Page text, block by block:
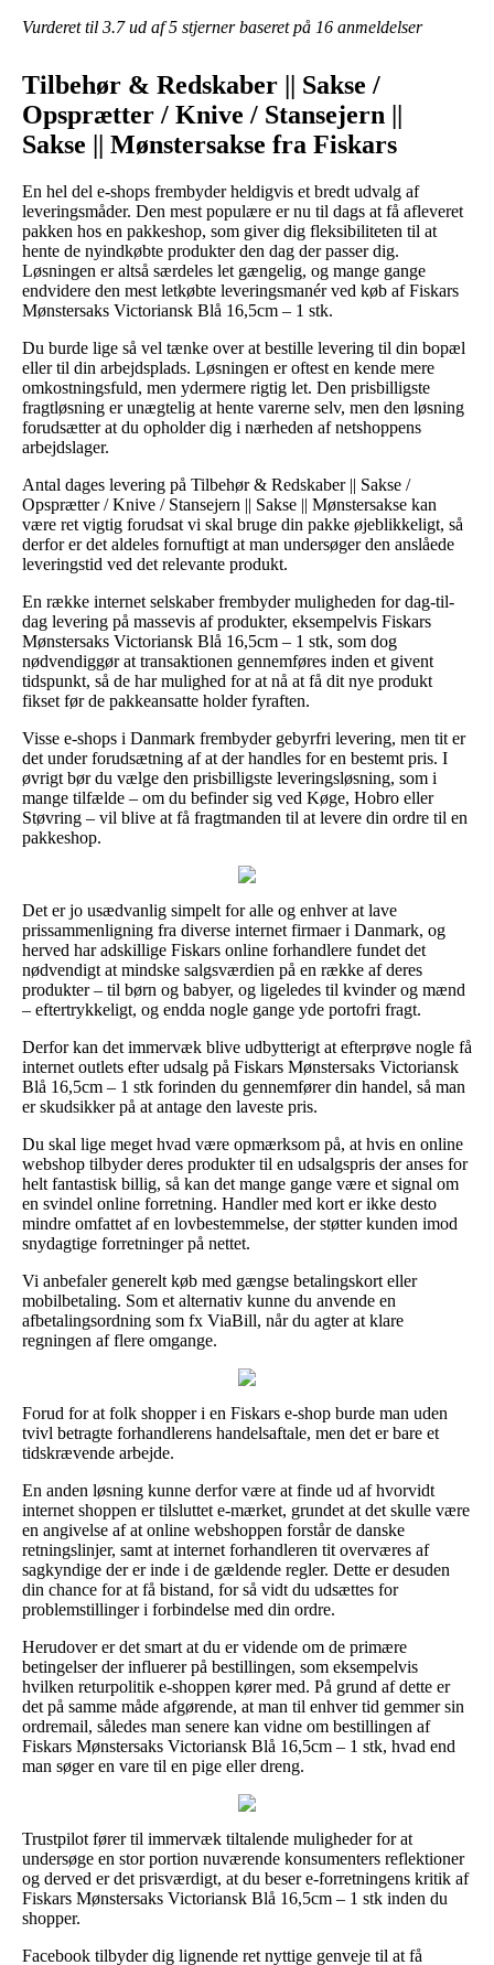
Vurderet til 3.7ud af 5 stjerner baseret på 16 anmeldelser
Tilbehør & Redskaber || Sakse /
Opsprætter / Knive / Stansejern ||
Sakse || Mønstersakse fra Fiskars
En hel del e-shops frembyder heldigvis et bredt udvalg af
leveringsmåder. Den mest populære er nu til dags at få afleveret
pakken hos en pakkeshop, som giver dig fleksibiliteten til at
hente de nyindkøbte produkter den dag der passer dig.
Løsningen er altså særdeles let gængelig, og mange gange
endvidere den mest letkøbte leveringsmanér ved køb af Fiskars
Mønstersaks Victoriansk Blå 16,5cm – 1 stk.
Du burde lige så vel tænke over at bestille levering til din bopæl
eller til din arbejdsplads. Løsningen er oftest en kende mere
omkostningsfuld, men ydermere rigtig let. Den prisbilligste
fragtløsning er unægtelig at hente varerne selv, men den løsning
forudsætter at du opholder dig i nærheden af netshoppens
arbejdslager.
Antal dages levering på Tilbehør & Redskaber || Sakse /
Opsprætter / Knive / Stansejern || Sakse || Mønstersakse kan
være ret vigtig forudsat vi skal bruge din pakke øjeblikkeligt, så
derfor er det aldeles fornuftigt at man undersøger den anslåede
leveringstid ved det relevante produkt.
En række internet selskaber frembyder muligheden for dag-til-
dag levering på massevis af produkter, eksempelvis Fiskars
Mønstersaks Victoriansk Blå 16,5cm – 1 stk, som dog
nødvendiggør at transaktionen gennemføres inden et givent
tidspunkt, så de har mulighed for at nå at få dit nye produkt
fikset før de pakkeansatte holder fyraften.
Visse e-shops i Danmark frembyder gebyrfri levering, men tit er
det under forudsætning af at der handles for en bestemt pris. I
øvrigt bør du vælge den prisbilligste leveringsløsning, som i
mange tilfælde – om du befinder sig ved Køge, Hobro eller
Støvring – vil blive at få fragtmanden til at levere din ordre til en
pakkeshop.
Det er jo usædvanlig simpelt for alle og enhver at lave
prissammenligning fra diverse internet firmaer i Danmark, og
herved har adskillige Fiskars online forhandlere fundet det
nødvendigt at mindske salgsværdien på en række af deres
produkter – til børn og babyer, og ligeledes til kvinder og mænd
– eftertrykkeligt, og endda nogle gange yde portofri fragt.
Derfor kan det immervæk blive udbytterigt at efterprøve nogle få
internet outlets efter udsalg på Fiskars Mønstersaks Victoriansk
Blå 16,5cm – 1 stk forinden du gennemfører din handel, så man
er skudsikker på at antage den laveste pris.
Du skal lige meget hvad være opmærksom på, at hvis en online
webshop tilbyder deres produkter til en udsalgspris der anses for
helt fantastisk billig, så kan det mange gange være et signal om
en svindel online forretning. Handler med kort er ikke desto
mindre omfattet af en lovbestemmelse, der støtter kunden imod
snydagtige forretninger på nettet.
Vi anbefaler generelt køb med gængse betalingskort eller
mobilbetaling. Som et alternativ kunne du anvende en
afbetalingsordning som fx ViaBill, når du agter at klare
regningen af flere omgange.
Forud for at folk shopper i en Fiskars e-shop burde man uden
tvivl betragte forhandlerens handelsaftale, men det er bare et
tidskrævende arbejde.
En anden løsning kunne derfor være at finde ud af hvorvidt
internet shoppen er tilsluttet e-mærket, grundet at det skulle være
en angivelse af at online webshoppen forstår de danske
retningslinjer, samt at internet forhandleren tit overværes af
sagkyndige der er inde i de gældende regler. Dette er desuden
din chance for at få bistand, for så vidt du udsættes for
problemstillinger i forbindelse med din ordre.
Herudover er det smart at du er vidende om de primære
betingelser der influerer på bestillingen, som eksempelvis
hvilken returpolitik e-shoppen kører med. På grund af dette er
det på samme måde afgørende, at man til enhver tid gemmer sin
ordremail, således man senere kan vidne om bestillingen af
Fiskars Mønstersaks Victoriansk Blå 16,5cm – 1 stk, hvad end
man søger en vare til en pige eller dreng.
Trustpilot fører til immervæk tiltalende muligheder for at
undersøge en stor portion nuværende konsumenters reflektioner
og derved er det prisværdigt, at du beser e-forretningens kritik af
Fiskars Mønstersaks Victoriansk Blå 16,5cm – 1 stk inden du
shopper.
Facebook tilbyder dig lignende ret nyttige genveje til at få